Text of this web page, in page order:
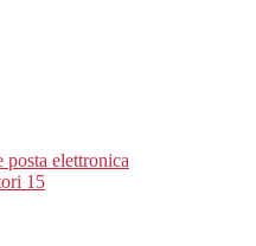
posta elettronica
15